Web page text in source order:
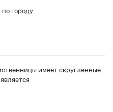
городу
имеет скруглённые